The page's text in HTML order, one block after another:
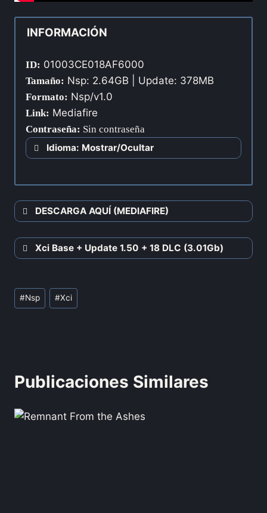
INFORMACIÓN
ID: 01003CE018AF6000
Tamaño: Nsp: 2.64GB | Update: 378MB
Formato: Nsp/v1.0
Link: Mediafire
Contraseña: Sin contraseña
Idioma: Mostrar/Ocultar
DESCARGA AQUÍ (MEDIAFIRE)
Xci Base + Update 1.50 + 18 DLC (3.01Gb)
#Nsp #Xci
Publicaciones Similares